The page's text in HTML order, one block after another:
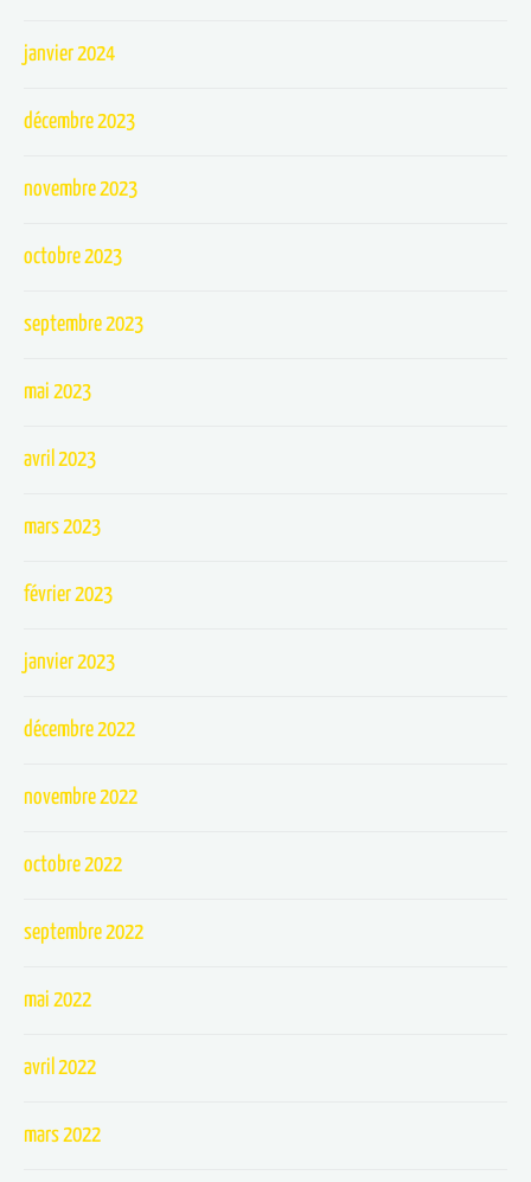
janvier 2024
décembre 2023
novembre 2023
octobre 2023
septembre 2023
mai 2023
avril 2023
mars 2023
février 2023
janvier 2023
décembre 2022
novembre 2022
octobre 2022
septembre 2022
mai 2022
avril 2022
mars 2022